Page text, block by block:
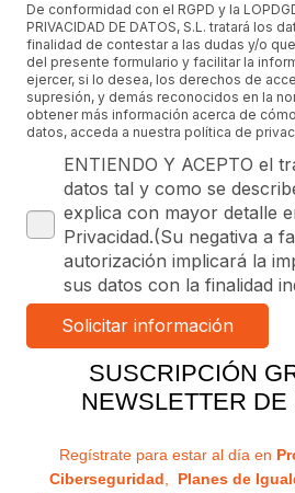
De conformidad con el RGPD y la
PRIVACIDAD DE DATOS, S.L. tratará los
finalidad de contestar a las dudas y/o
del presente formulario y facilitar la
ejercer, si lo desea, los derechos de
supresión, y demás reconocidos en la
obtener más información acerca de
datos, acceda a nuestra política de
ENTIENDO Y ACEPTO el
datos tal y como se
explica con mayor detalle
Privacidad.(Su negativa a
autorización implicará la
sus datos con la finalidad
SUSCRIPCIÓN
NEWSLETTER DE
Regístrate para estar al día en
Ciberseguridad, Planes de